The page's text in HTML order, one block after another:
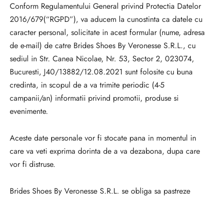
Conform Regulamentului General privind Protectia Datelor
2016/679(“RGPD”), va aducem la cunostinta ca datele cu
caracter personal, solicitate in acest formular (nume, adresa
de e-mail) de catre Brides Shoes By Veronesse S.R.L., cu
sediul in Str. Canea Nicolae, Nr. 53, Sector 2, 023074,
Bucuresti, J40/13882/12.08.2021 sunt folosite cu buna
credinta, in scopul de a va trimite periodic (4-5
campanii/an) informatii privind promotii, produse si
evenimente.
Aceste date personale vor fi stocate pana in momentul in
care va veti exprima dorinta de a va dezabona, dupa care
vor fi distruse.
Brides Shoes By Veronesse S.R.L. se obliga sa pastreze